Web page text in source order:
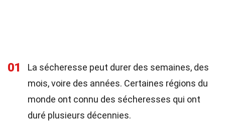
01
La sécheresse peut durer des semaines, des
mois, voire des années. Certaines régions du
monde ont connu des sécheresses qui ont
duré plusieurs décennies.